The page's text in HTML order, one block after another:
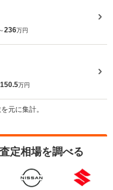
236万円
150.5万円
元に集計。
定相場を調べる